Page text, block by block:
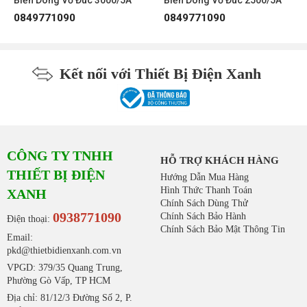
0849771090 0849771090
Kết nối với Thiết Bị Điện Xanh
CÔNG TY TNHH
THIẾT BỊ ĐIỆN
XANH
Điện thoại: 0938771090
Email:
pkd@thietbidienxanh.com.vn
VPGD: 379/35 Quang Trung,
Phường Gò Vấp, TP HCM
Địa chỉ: 81/12/3 Đường Số 2, P.
HỖ TRỢ KHÁCH HÀNG
Hướng Dẫn Mua Hàng
Hình Thức Thanh Toán
Chính Sách Dùng Thử
Chính Sách Bảo Hành
Chính Sách Bảo Mật Thông Tin